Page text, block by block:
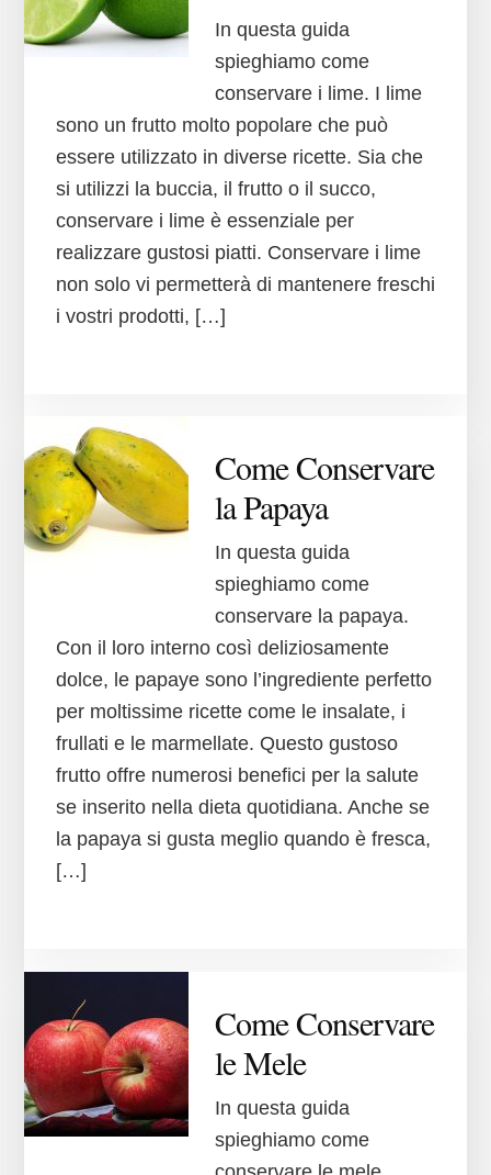
In questa guida
spieghiamo come
conservare i lime. I lime
sono un frutto molto popolare che può
essere utilizzato in diverse ricette. Sia che
si utilizzi la buccia, il frutto o il succo,
conservare i lime è essenziale per
realizzare gustosi piatti. Conservare i lime
non solo vi permetterà di mantenere freschi
i vostri prodotti, […]
Come Conservare
la Papaya
In questa guida
spieghiamo come
conservare la papaya.
Con il loro interno così deliziosamente
dolce, le papaye sono l’ingrediente perfetto
per moltissime ricette come le insalate, i
frullati e le marmellate. Questo gustoso
frutto offre numerosi benefici per la salute
se inserito nella dieta quotidiana. Anche se
la papaya si gusta meglio quando è fresca,
[…]
Come Conservare
le Mele
In questa guida
spieghiamo come